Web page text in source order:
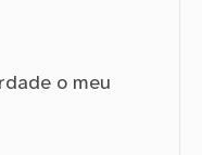
o meu